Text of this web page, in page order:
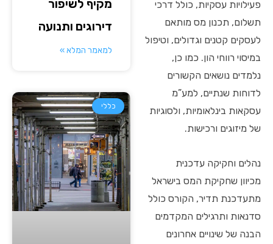
פעילויות עסקיות, כולל דרכי
תשלום, תכנון מס מותאם
לעסקים קטנים וגדולים, וטיפול
במיסוי רווחי הון. כמו כן,
נלמדים נושאים הקשורים
לדוחות שנתיים, למע”מ
עסקאות בינלאומיות, ולסוגיות
של מיזוגים ורכישות.
נהלים וחקיקה עדכנית
מכיוון שחקיקת המס בישראל
מתעדכנת תדיר, הקורס כולל
סדנאות ותרגילים המקדמים
הבנה של שינויים אחרונים
מקיף לשיפור
דירוגים ותנועה
למאמר המלא »
כללי